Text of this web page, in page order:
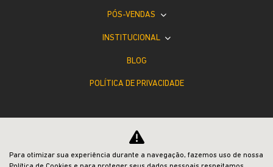
PÓS-VENDAS
INSTITUCIONAL
BLOG
POLÍTICA DE PRIVACIDADE
Para otimizar sua experiência durante a navegação, fazemos uso de nossa